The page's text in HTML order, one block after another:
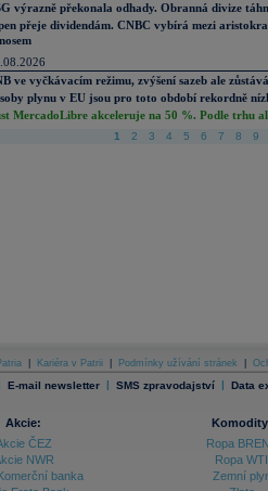
výrazně překonala odhady. Obranná divize
přeje dividendám. CNBC vybírá mezi
ve vyčkávacím režimu, zvýšení sazeb ale
plynu v EU jsou pro toto období rekordně
MercadoLibre akceleruje na 50 %. Podle trhu
1 2 3 4 5 6 7 8 9
Kariéra v Patrii Podmínky užívání stránek
E-mail newsletter | SMS zpravodajství | Data
Akcie:
ČEZ
NWR
banka
Ropa
Ropa WTI
Zemní